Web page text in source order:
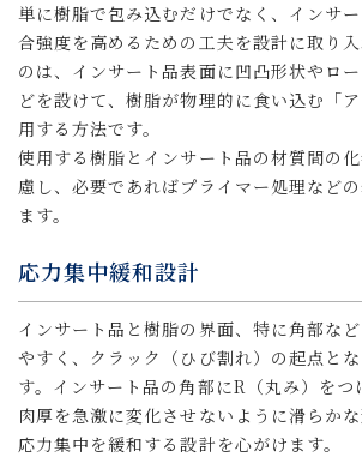
単に樹脂で包み込むだけでなく、インサ
合強度を高めるための工夫を設計に取り
のは、インサート品表面に凹凸形状やロ
どを設けて、樹脂が物理的に食い込む「
用する方法です。
使用する樹脂とインサート品の材質間の
慮し、必要であればプライマー処理など
ます。
応力集中緩和設計
インサート品と樹脂の界面、特に角部な
やすく、クラック（ひび割れ）の起点と
す。インサート品の角部にR（丸み）をつ
肉厚を急激に変化させないように滑らかな
応力集中を緩和する設計を心がけます。